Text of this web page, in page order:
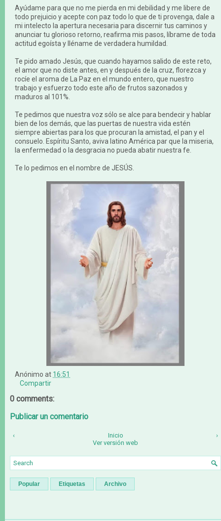
Ayúdame para que no me pierda en mi debilidad y me libere de
todo prejuicio y acepte con paz todo lo que de ti provenga, dale a
mi intelecto la apertura necesaria para discernir tus caminos y
anunciar tu glorioso retorno, reafirma mis pasos, líbrame de toda
actitud egoísta y lléname de verdadera humildad.
Te pido amado Jesús, que cuando hayamos salido de este reto,
el amor que no diste antes, en y después de la cruz, florezca y
rocíe el aroma de La Paz en el mundo entero, que nuestro
trabajo y esfuerzo todo este año de frutos sazonados y
maduros al 101%.
Te pedimos que nuestra voz sólo se alce para bendecir y hablar
bien de los demás, que las puertas de nuestra vida estén
siempre abiertas para los que procuran la amistad, el pan y el
consuelo. Espíritu Santo, aviva latino América par que la miseria,
la enfermedad o la desgracia no pueda abatir nuestra fe.
Te lo pedimos en el nombre de JESÚS.
Anónimo at 16:51
Compartir
0 comments:
Publicar un comentario
‹ ›
Inicio
Ver versión web
Popular Etiquetas Archivo